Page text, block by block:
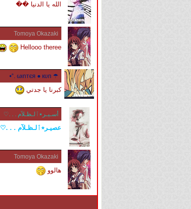
الله يا الدنيا ��
Tomoya Okazaki
Hellooo theree
☂ ωιnтєя ● кυn .°•
كبرنا يا جدتي
أسـيـر٭ٱلـظـلآم . . .♡
عصيـر٭ٱلـظـلآم . . .♡
Tomoya Okazaki
هالوو